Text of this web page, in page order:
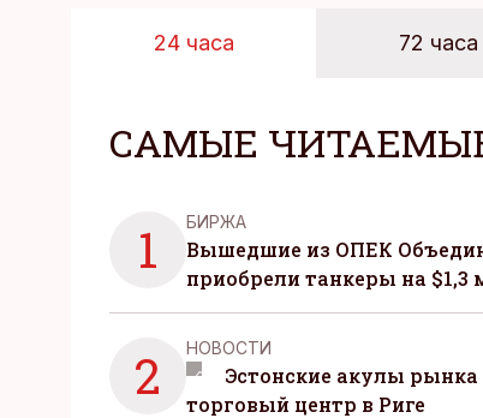
24 часа 72 часа
САМЫЕ
1 БИРЖА
Вышедшие из ОПЕК
приобрели танкеры на $1,3
2 НОВОСТИ
Эстонские акулы
торговый центр в Риге